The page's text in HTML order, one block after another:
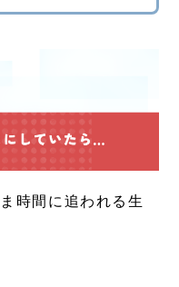
時間に追われる生